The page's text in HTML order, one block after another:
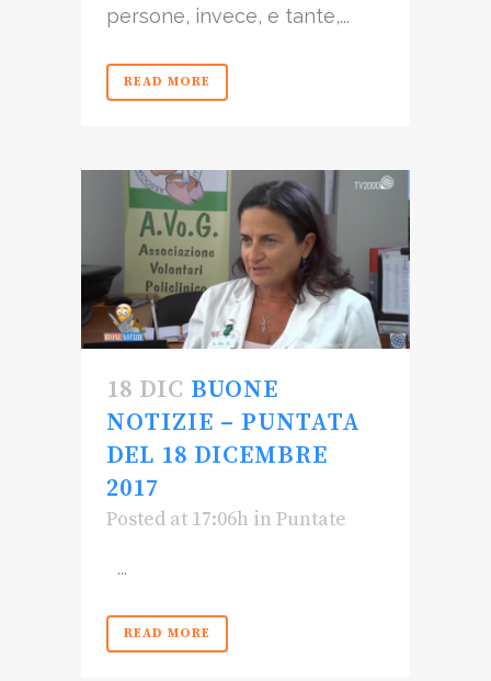
persone, invece, e tante,...
READ MORE
18 DIC BUONE
NOTIZIE – PUNTATA
DEL 18 DICEMBRE
2017
Posted at 17:06h in Puntate
...
READ MORE